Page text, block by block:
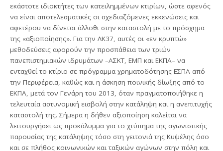
εκάστοτε ιδιοκτήτες των κατειλημμένων κτιρίων, ώστε αφενός
να είναι αποτελεσματικές οι σχεδιαζόμενες εκκενώσεις και
αφετέρου να δίνεται άλλοθι στην καταστολή με το πρόσχημα
της «αξιοποίησης». Για την ΛΚ37, αυτές οι «εν κρυπτώ»
μεθοδεύσεις αφορούν την προσπάθεια των τριών
πανεπιστημιακών ιδρυμάτων –ΑΣΚΤ, ΕΜΠ και ΕΚΠΑ– να
ενταχθεί το κτίριο σε πρόγραμμα χρηματοδότησης ΕΣΠΑ από
την Περιφέρεια, καθώς και η άσκηση ποινικής δίωξης από το
ΕΚΠΑ, μετά τον Γενάρη του 2013, όταν πραγματοποιήθηκε η
τελευταία αστυνομική εισβολή στην κατάληψη και η ανεπιτυχής
καταστολή της. Σήμερα η δήθεν αξιοποίηση καλείται να
λειτουργήσει ως προκάλυμμα για το χτύπημα της αγωνιστικής
παρουσίας της κατάληψης τόσο στη γειτονιά της Κυψέλης όσο
και σε πλήθος κοινωνικών και ταξικών αγώνων στην πόλη και